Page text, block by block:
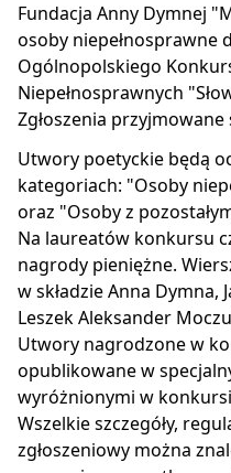
Fundacja Anny Dymnej
osoby niepełnosprawne
Ogólnopolskiego
Niepełnosprawnych
Zgłoszenia przyjmowane
Utwory poetyckie będą
kategoriach: "Osoby
oraz "Osoby z
Na laureatów konkursu
nagrody pieniężne.
w składzie Anna Dymna,
Leszek Aleksander
Utwory nagrodzone w
opublikowane w
wyróżnionymi w
Wszelkie szczegóły,
zgłoszeniowy można